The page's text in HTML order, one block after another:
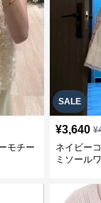
モチー
SALE
¥3,640 ¥
ネイビー
ミソール